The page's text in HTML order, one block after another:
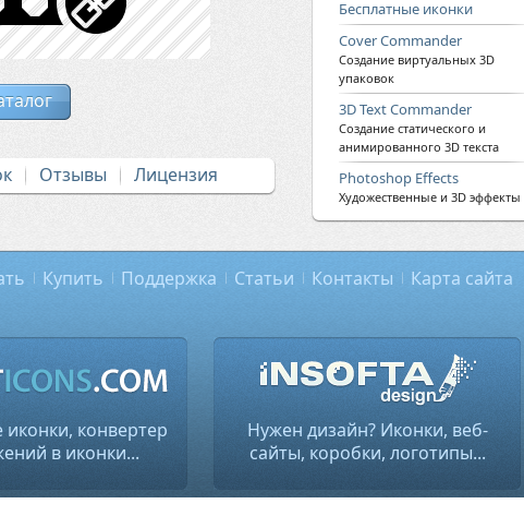
Отзывы Лицензия
Бесплатные иконки
Cover Commander
Создание виртуальных 3D
упаковок
3D Text Commander
Создание статического и
анимированного 3D текста
Photoshop Effects
Художественные и 3D эффекты
Купить Поддержка Статьи Контакты Карта сайта
иконки, конвертер
в иконки...
Нужен дизайн? Иконки, веб-
сайты, коробки, логотипы...